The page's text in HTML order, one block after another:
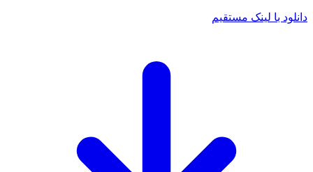
با لینک مستقیم